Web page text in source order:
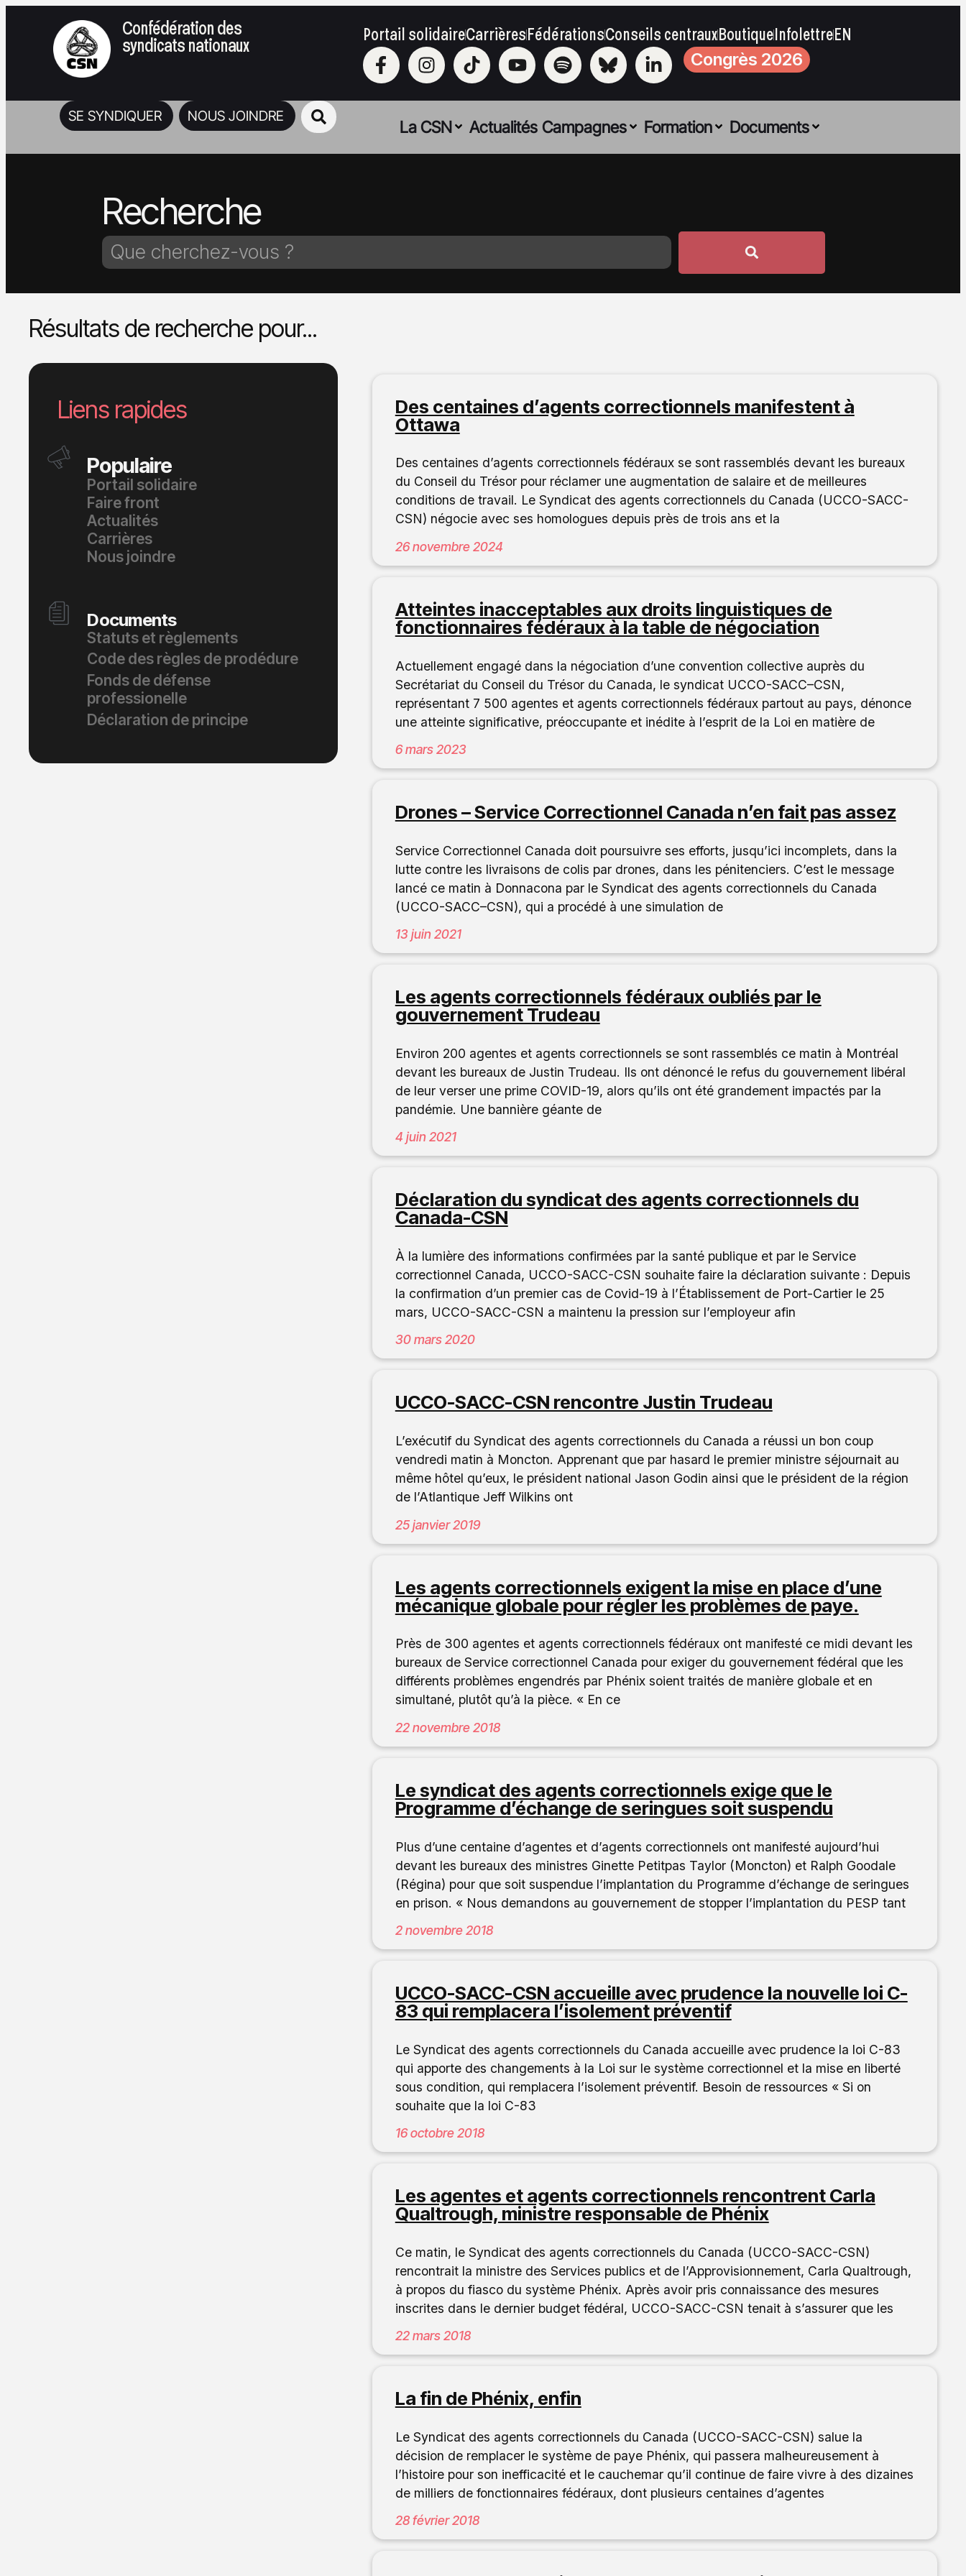
Confédération des
syndicats nationaux Portail solidaireCarrièresFédérationsConseils centrauxBoutiqueInfolettreEN
Congrès 2026
SE SYNDIQUER NOUS JOINDRE
La CSN Actualités Campagnes Formation Documents
Recherche
Résultats de recherche pour...
Liens rapides
Populaire
Portail solidaire
Faire front
Actualités
Carrières
Nous joindre
Documents
Statuts et règlements
Code des règles de prodédure
Fonds de défense
professionelle
Déclaration de principe
Des centaines d’agents correctionnels manifestent à
Ottawa
Des centaines d’agents correctionnels fédéraux se sont rassemblés devant les bureaux
du Conseil du Trésor pour réclamer une augmentation de salaire et de meilleures
conditions de travail. Le Syndicat des agents correctionnels du Canada (UCCO-SACC-
CSN) négocie avec ses homologues depuis près de trois ans et la
26 novembre 2024
Atteintes inacceptables aux droits linguistiques de
fonctionnaires fédéraux à la table de négociation
Actuellement engagé dans la négociation d’une convention collective auprès du
Secrétariat du Conseil du Trésor du Canada, le syndicat UCCO-SACC–CSN,
représentant 7 500 agentes et agents correctionnels fédéraux partout au pays, dénonce
une atteinte significative, préoccupante et inédite à l’esprit de la Loi en matière de
6 mars 2023
Drones – Service Correctionnel Canada n’en fait pas assez
Service Correctionnel Canada doit poursuivre ses efforts, jusqu’ici incomplets, dans la
lutte contre les livraisons de colis par drones, dans les pénitenciers. C’est le message
lancé ce matin à Donnacona par le Syndicat des agents correctionnels du Canada
(UCCO-SACC–CSN), qui a procédé à une simulation de
13 juin 2021
Les agents correctionnels fédéraux oubliés par le
gouvernement Trudeau
Environ 200 agentes et agents correctionnels se sont rassemblés ce matin à Montréal
devant les bureaux de Justin Trudeau. Ils ont dénoncé le refus du gouvernement libéral
de leur verser une prime COVID-19, alors qu’ils ont été grandement impactés par la
pandémie. Une bannière géante de
4 juin 2021
Déclaration du syndicat des agents correctionnels du
Canada-CSN
À la lumière des informations confirmées par la santé publique et par le Service
correctionnel Canada, UCCO-SACC-CSN souhaite faire la déclaration suivante : Depuis
la confirmation d’un premier cas de Covid-19 à l’Établissement de Port-Cartier le 25
mars, UCCO-SACC-CSN a maintenu la pression sur l’employeur afin
30 mars 2020
UCCO-SACC-CSN rencontre Justin Trudeau
L’exécutif du Syndicat des agents correctionnels du Canada a réussi un bon coup
vendredi matin à Moncton. Apprenant que par hasard le premier ministre séjournait au
même hôtel qu’eux, le président national Jason Godin ainsi que le président de la région
de l’Atlantique Jeff Wilkins ont
25 janvier 2019
Les agents correctionnels exigent la mise en place d’une
mécanique globale pour régler les problèmes de paye.
Près de 300 agentes et agents correctionnels fédéraux ont manifesté ce midi devant les
bureaux de Service correctionnel Canada pour exiger du gouvernement fédéral que les
différents problèmes engendrés par Phénix soient traités de manière globale et en
simultané, plutôt qu’à la pièce. « En ce
22 novembre 2018
Le syndicat des agents correctionnels exige que le
Programme d’échange de seringues soit suspendu
Plus d’une centaine d’agentes et d’agents correctionnels ont manifesté aujourd’hui
devant les bureaux des ministres Ginette Petitpas Taylor (Moncton) et Ralph Goodale
(Régina) pour que soit suspendue l’implantation du Programme d’échange de seringues
en prison. « Nous demandons au gouvernement de stopper l’implantation du PESP tant
2 novembre 2018
UCCO-SACC-CSN accueille avec prudence la nouvelle loi C-
83 qui remplacera l’isolement préventif
Le Syndicat des agents correctionnels du Canada accueille avec prudence la loi C-83
qui apporte des changements à la Loi sur le système correctionnel et la mise en liberté
sous condition, qui remplacera l’isolement préventif. Besoin de ressources « Si on
souhaite que la loi C-83
16 octobre 2018
Les agentes et agents correctionnels rencontrent Carla
Qualtrough, ministre responsable de Phénix
Ce matin, le Syndicat des agents correctionnels du Canada (UCCO-SACC-CSN)
rencontrait la ministre des Services publics et de l’Approvisionnement, Carla Qualtrough,
à propos du fiasco du système Phénix. Après avoir pris connaissance des mesures
inscrites dans le dernier budget fédéral, UCCO-SACC-CSN tenait à s’assurer que les
22 mars 2018
La fin de Phénix, enfin
Le Syndicat des agents correctionnels du Canada (UCCO-SACC-CSN) salue la
décision de remplacer le système de paye Phénix, qui passera malheureusement à
l’histoire pour son inefficacité et le cauchemar qu’il continue de faire vivre à des dizaines
de milliers de fonctionnaires fédéraux, dont plusieurs centaines d’agentes
28 février 2018